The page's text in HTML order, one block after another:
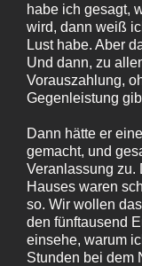
habe ich gesagt,
wird, dann weiß
Lust habe. Aber
Und dann, zu
Vorauszahlung,
Gegenleistung
Dann hätte er
gemacht, und
Veranlassung zu.
Hauses waren
so. Wir wollen
den fünftausend
einsehe, warum
Stunden bei dem